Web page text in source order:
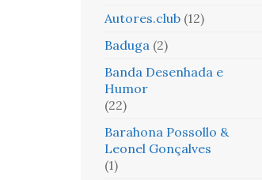
Autores.club (12)
Baduga (2)
Banda Desenhada e
Humor
(22)
Barahona Possollo &
Leonel Gonçalves
(1)